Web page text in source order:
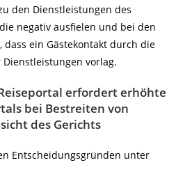
den Dienstleistungen des
negativ ausfielen und bei den
ein Gästekontakt durch die
vorlag.
erfordert erhöhte
bei Bestreiten von
des Gerichts
Entscheidungsgründen unter